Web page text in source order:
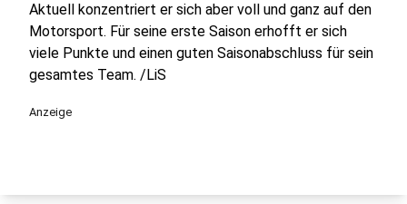
Aktuell konzentriert er sich aber voll und ganz auf den
Motorsport. Für seine erste Saison erhofft er sich
viele Punkte und einen guten Saisonabschluss für sein
gesamtes Team. /LiS
Anzeige